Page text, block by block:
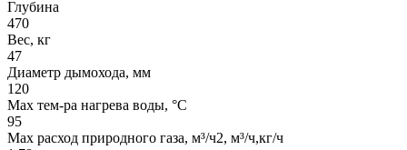
Глубина
470
Вес, кг
47
Диаметр дымохода, мм
120
Мах тем-ра нагрева воды, °С
95
Max расход природного газа, м³/ч2, м³/ч,кг/ч